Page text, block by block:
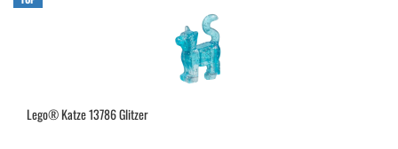
Lego® Katze 13786 Glitzer